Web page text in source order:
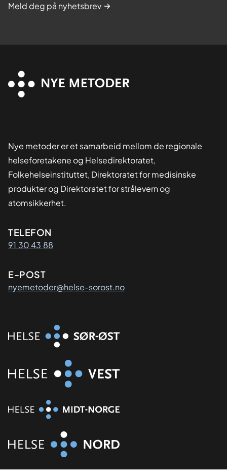
Meld deg på nyhetsbrev
Nye metoder er et samarbeid mellom de regionale
helseforetakene og Helsedirektoratet,
Folkehelseinstituttet, Direktoratet for medisinske
produkter og Direktoratet for strålevern og
atomsikkerhet.
Kontaktinformasjon
TELEFON
91 30 43 88
E-POST
nyemetoder@helse-sorost.no
Organisasjon